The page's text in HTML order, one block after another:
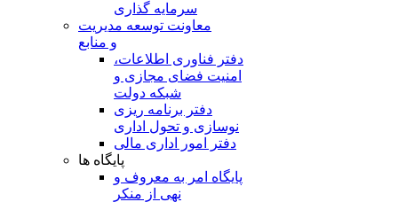
سرمایه گذاری
معاونت توسعه مدیریت
و منابع
دفتر فناوری اطلاعات،
امنیت فضای مجازی و
شبکه دولت
دفتر برنامه ریزی
نوسازی و تحول اداری
دفتر امور اداری مالی
پایگاه ها
پایگاه امر به معروف و
نهی از منکر